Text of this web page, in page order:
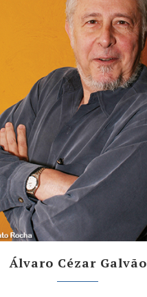
Álvaro Cézar Galvão